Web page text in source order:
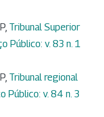
Tribunal Superior
Público: v. 83 n. 1
Tribunal regional
Público: v. 84 n. 3